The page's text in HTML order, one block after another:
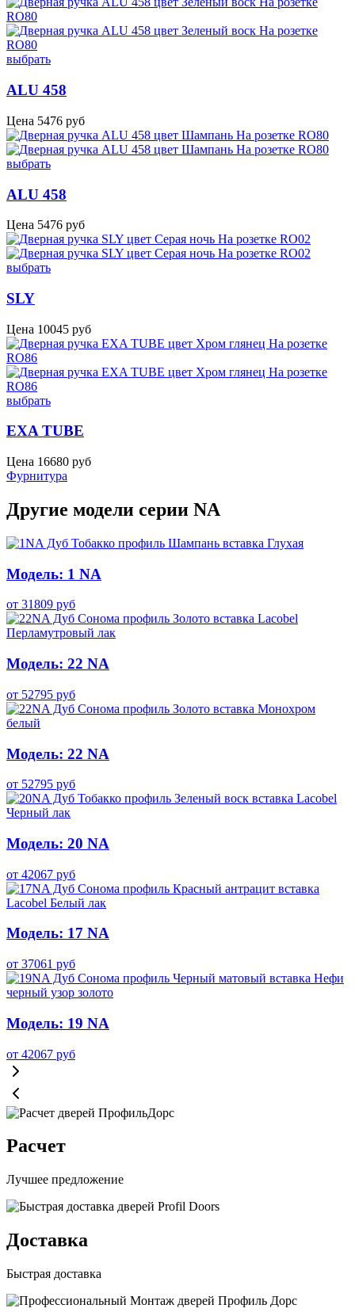
выбрать
ALU 458
Цена 5476 руб
выбрать
ALU 458
Цена 5476 руб
выбрать
SLY
Цена 10045 руб
выбрать
EXA TUBE
Цена 16680 руб
Фурнитура
Другие модели серии NA
Модель: 1 NA
от 31809 руб
Модель: 22 NA
от 52795 руб
Модель: 22 NA
от 52795 руб
Модель: 20 NA
от 42067 руб
Модель: 17 NA
от 37061 руб
Модель: 19 NA
от 42067 руб
Расчет
Лучшее предложение
Доставка
Быстрая доставка